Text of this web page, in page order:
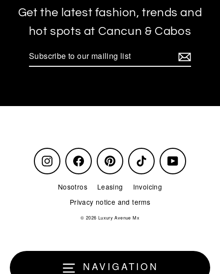
NAVIGATION
Get the latest fashion, trends and
hot spots at Cancun & Cabos
Instagram Facebook Pinterest TikTok YouTube
Nosotros Leasing
Invoicing
Privacy notice and terms
© 2026 Luxury Avenue Mx